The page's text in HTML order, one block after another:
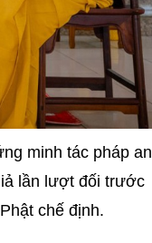
minh tác pháp an
lần lượt đối trước
chế định.